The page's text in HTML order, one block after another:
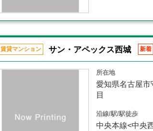
賃貸マンション サン・アペックス西城 新着
所在地
愛知県名古屋
目
沿線/駅/駅徒歩
中央本線<中央